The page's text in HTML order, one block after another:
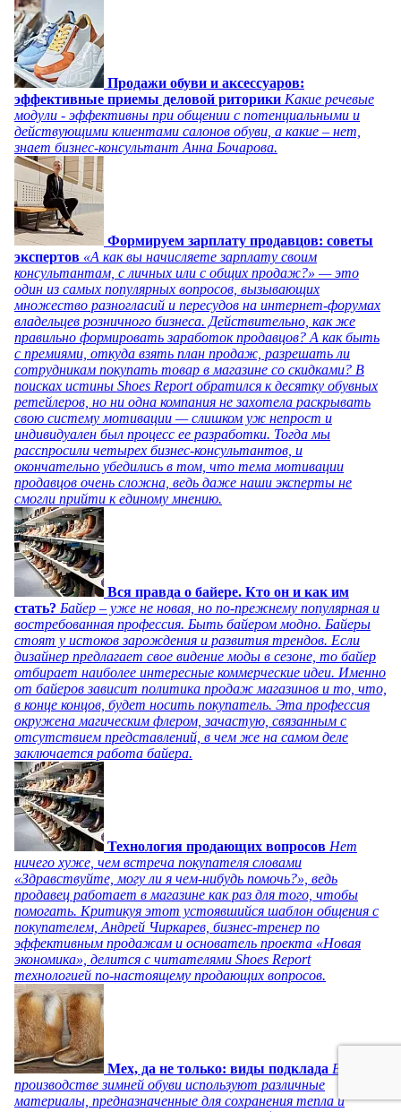
Продажи обуви и аксессуаров:
эффективные приемы деловой риторики Какие речевые
модули - эффективны при общении с потенциальными и
действующими клиентами салонов обуви, а какие – нет,
знает бизнес-консультант Анна Бочарова.
Формируем зарплату продавцов: советы
экспертов «А как вы начисляете зарплату своим
консультантам, с личных или с общих продаж?» — это
один из самых популярных вопросов, вызывающих
множество разногласий и пересудов на интернет-форумах
владельцев розничного бизнеса. Действительно, как же
правильно формировать заработок продавцов? А как быть
с премиями, откуда взять план продаж, разрешать ли
сотрудникам покупать товар в магазине со скидками? В
поисках истины Shoes Report обратился к десятку обувных
ретейлеров, но ни одна компания не захотела раскрывать
свою систему мотивации — слишком уж непрост и
индивидуален был процесс ее разработки. Тогда мы
расспросили четырех бизнес-консультантов, и
окончательно убедились в том, что тема мотивации
продавцов очень сложна, ведь даже наши эксперты не
смогли прийти к единому мнению.
Вся правда о байере. Кто он и как им
стать? Байер – уже не новая, но по-прежнему популярная и
востребованная профессия. Быть байером модно. Байеры
стоят у истоков зарождения и развития трендов. Если
дизайнер предлагает свое видение моды в сезоне, то байер
отбирает наиболее интересные коммерческие идеи. Именно
от байеров зависит политика продаж магазинов и то, что,
в конце концов, будет носить покупатель. Эта профессия
окружена магическим флером, зачастую, связанным с
отсутствием представлений, в чем же на самом деле
заключается работа байера.
Технология продающих вопросов Нет
ничего хуже, чем встреча покупателя словами
«Здравствуйте, могу ли я чем-нибудь помочь?», ведь
продавец работает в магазине как раз для того, чтобы
помогать. Критикуя этот устоявшийся шаблон общения с
покупателем, Андрей Чиркарев, бизнес-тренер по
эффективным продажам и основатель проекта «Новая
экономика», делится с читателями Shoes Report
технологией по-настоящему продающих вопросов.
Мех, да не только: виды подклада В
производстве зимней обуви используют различные
материалы, предназначенные для сохранения тепла и